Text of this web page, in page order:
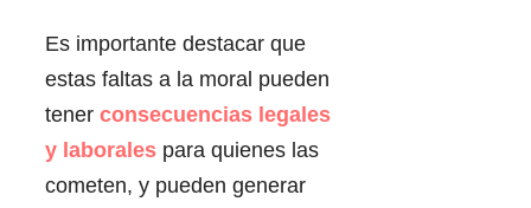
Es importante destacar que
estas faltas a la moral pueden
tener consecuencias legales
y laborales para quienes las
cometen, y pueden generar